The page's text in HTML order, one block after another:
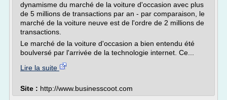
dynamisme du marché de la voiture d'occasion avec plus
de 5 millions de transactions par an - par comparaison, le
marché de la voiture neuve est de l'ordre de 2 millions de
transactions.
Le marché de la voiture d'occasion a bien entendu été
boulversé par l'arrivée de la technologie internet. Ce...
Lire la suite
Site : http://www.businesscoot.com